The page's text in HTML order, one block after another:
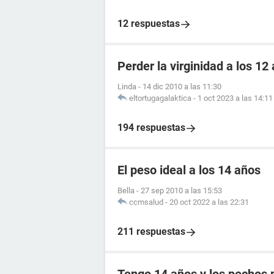
12 respuestas
Perder la virginidad a los 12
Linda - 14 dic 2010 a las 11:30
eltortugagalaktica - 1 oct 2023 a las 14:11
194 respuestas
El peso ideal a los 14 años
Bella - 27 sep 2010 a las 15:53
ccmsalud - 20 oct 2022 a las 22:31
211 respuestas